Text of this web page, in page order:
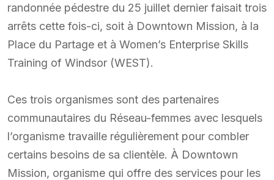
randonnée pédestre du 25 juillet dernier faisait trois
arrêts cette fois-ci, soit à Downtown Mission, à la
Place du Partage et à Women’s Enterprise Skills
Training of Windsor (WEST).
Ces trois organismes sont des partenaires
communautaires du Réseau-femmes avec lesquels
l’organisme travaille régulièrement pour combler
certains besoins de sa clientèle. À Downtown
Mission, organisme qui offre des services pour les